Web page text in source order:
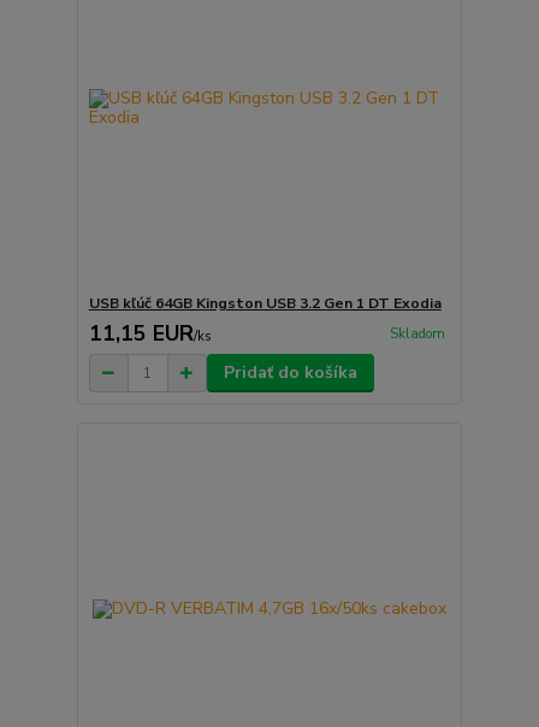
USB kľúč 64GB Kingston USB 3.2 Gen 1 DT Exodia
11,15 EUR/ks Skladom
Pridať do košíka